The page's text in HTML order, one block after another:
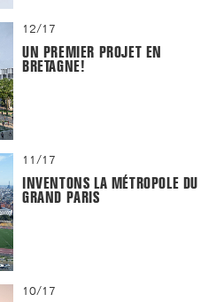
12/17
UN PREMIER PROJET EN
BRETAGNE!
11/17
INVENTONS LA MÉTROPOLE DU
GRAND PARIS
10/17